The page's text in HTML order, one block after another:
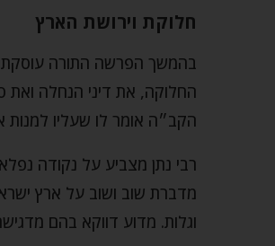
חלוקת וירושת הארץ
בהמשך הפרשה התורה עוסקת
החלוקה, את דיני הנחלה ואת
הקב״ה אומר לו שעליו למנות
רבי נתן מצביע על נקודה
מדברת שוב ושוב על ארץ
וגלות. מדוע דווקא בהם